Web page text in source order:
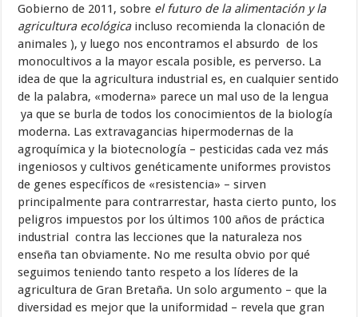
Gobierno de 2011, sobre el futuro de la alimentación y la
agricultura ecológicaincluso recomienda la clonación de
animales ), y luego nos encontramos el absurdo de los
monocultivos a la mayor escala posible, es perverso. La
idea de que la agricultura industrial es, en cualquier sentido
de la palabra, «moderna» parece un mal uso de la lengua
ya que se burla de todos los conocimientos de la biología
moderna. Las extravagancias hipermodernas de la
agroquímica y la biotecnología – pesticidas cada vez más
ingeniosos y cultivos genéticamente uniformes provistos
de genes específicos de «resistencia» – sirven
principalmente para contrarrestar, hasta cierto punto, los
peligros impuestos por los últimos 100 años de práctica
industrial contra las lecciones que la naturaleza nos
enseña tan obviamente. No me resulta obvio por qué
seguimos teniendo tanto respeto a los líderes de la
agricultura de Gran Bretaña. Un solo argumento – que la
diversidad es mejor que la uniformidad – revela que gran